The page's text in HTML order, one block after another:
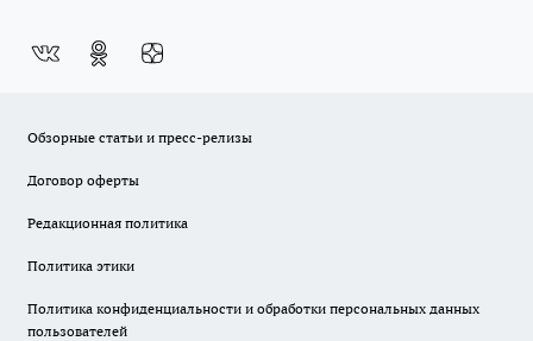
Обзорные статьи и пресс-релизы
Договор оферты
Редакционная политика
Политика этики
Политика конфиденциальности и обработки персональных данных
пользователей